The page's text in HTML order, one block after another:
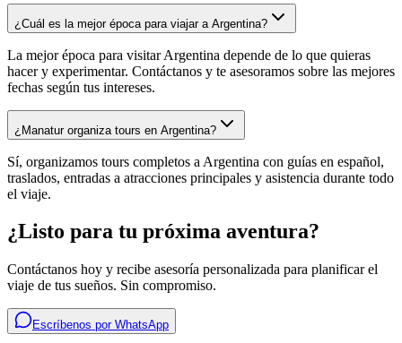
¿Cuál es la mejor época para viajar a Argentina?
La mejor época para visitar Argentina depende de lo que quieras
hacer y experimentar. Contáctanos y te asesoramos sobre las mejores
fechas según tus intereses.
¿Manatur organiza tours en Argentina?
Sí, organizamos tours completos a Argentina con guías en español,
traslados, entradas a atracciones principales y asistencia durante todo
el viaje.
¿Listo para tu próxima aventura?
Contáctanos hoy y recibe asesoría personalizada para planificar el
viaje de tus sueños. Sin compromiso.
Escríbenos por WhatsApp